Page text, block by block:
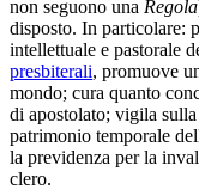
non seguono una Regola
disposto. In particolare:
intellettuale e pastorale
presbiterali, promuove
mondo; cura quanto
di apostolato; vigila
patrimonio temporale
la previdenza per la
clero.